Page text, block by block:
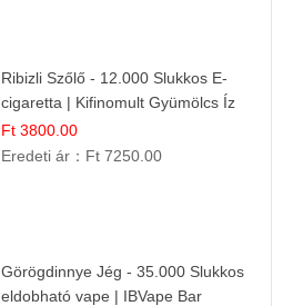
Ribizli Szőlő - 12.000 Slukkos E-
cigaretta | Kifinomult Gyümölcs Íz
Ft 3800.00
Eredeti ár： Ft 7250.00
Görögdinnye Jég - 35.000 Slukkos
eldobható vape | IBVape Bar